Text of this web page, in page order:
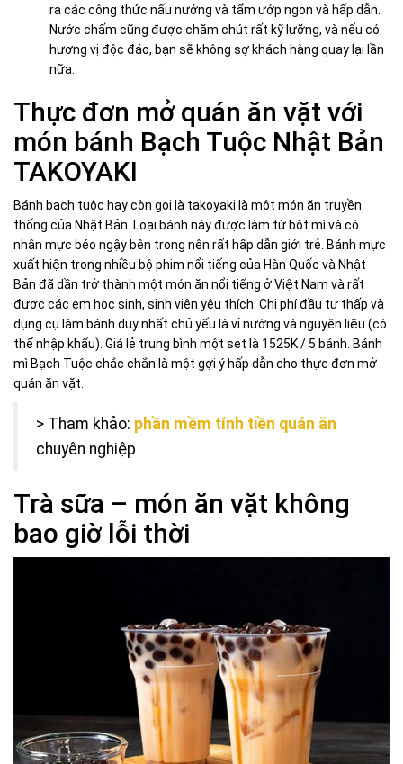
ra các công thức nấu nướng và tẩm ướp ngon và hấp dẫn.
Nước chấm cũng được chăm chút rất kỹ lưỡng, và nếu có
hương vị độc đáo, bạn sẽ không sợ khách hàng quay lại lần
nữa.
Thực đơn mở quán ăn vặt với
món bánh Bạch Tuộc Nhật Bản
TAKOYAKI
Bánh bạch tuộc hay còn gọi là takoyaki là một món ăn truyền
thống của Nhật Bản. Loại bánh này được làm từ bột mì và có
nhân mực béo ngậy bên trong nên rất hấp dẫn giới trẻ. Bánh mực
xuất hiện trong nhiều bộ phim nổi tiếng của Hàn Quốc và Nhật
Bản đã dần trở thành một món ăn nổi tiếng ở Việt Nam và rất
được các em học sinh, sinh viên yêu thích. Chi phí đầu tư thấp và
dụng cụ làm bánh duy nhất chủ yếu là vỉ nướng và nguyên liệu (có
thể nhập khẩu). Giá lẻ trung bình một set là 1525K / 5 bánh. Bánh
mì Bạch Tuộc chắc chắn là một gợi ý hấp dẫn cho thực đơn mở
quán ăn vặt.
> Tham khảo: phần mềm tính tiền quán ăn
chuyên nghiệp
Trà sữa – món ăn vặt không
bao giờ lỗi thời